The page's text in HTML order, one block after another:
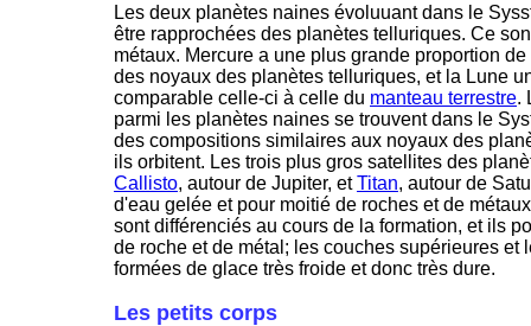
Les deux planètes naines évoluuant dans le
être rapprochées des planètes telluriques. Ce
métaux. Mercure a une plus grande proportion
des noyaux des planètes telluriques, et la Lune
comparable celle-ci à celle du manteau terrestre.
parmi les planètes naines se trouvent dans le
des compositions similaires aux noyaux des
ils orbitent. Les trois plus gros satellites des
Callisto, autour de Jupiter, etTitan, autour de
d'eau gelée et pour moitié de roches et de
sont différenciés au cours de la formation, et ils
de roche et de métal; les couches supérieures et
formées de glace très froide et donc très dure.
Les petits corps